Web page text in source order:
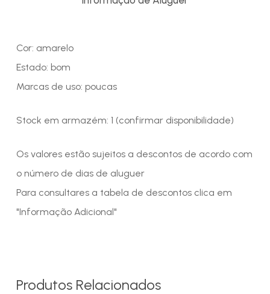
Cor: amarelo
Estado: bom
Marcas de uso: poucas
Stock em armazém: 1 (confirmar disponibilidade)
Os valores estão sujeitos a descontos de acordo com
o número de dias de aluguer
Para consultares a tabela de descontos clica em
"Informação Adicional"
Produtos Relacionados